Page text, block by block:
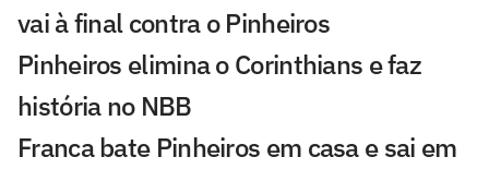
vai à final contra o Pinheiros
Pinheiros elimina o Corinthians e faz
história no NBB
Franca bate Pinheiros em casa e sai em